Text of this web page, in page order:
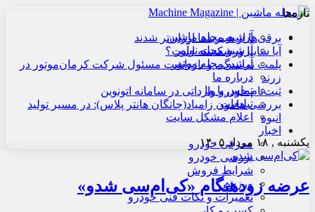
آرشیو مجله ماشین
آرشیو مجله نوآور
آرشیو مجله موتور
درباره ما
تماس با ما
تبلیغات
اعلام مشکل سایت
اخبار
معرفی خودرو
بررسی خودرو
شرایط فروش
ورزشی
تعمیرات و نکات فنی خودرو
تازه‌ها
برقی‌ها از هیبریدها ارزان‌تر شدند
آیا سایپا ورشکسته است؟
پلمب نمایندگی و بازداشت مسئول شرکت کرمان‌موتور در
زرند
ثبت‌نام خودرو وارداتی در سامانه اتونوین
بررسی هامون زامیاد(چانگان هانتر پلاس): در مسیر تولید
انبوه
یکشنبه , ۱۸ مرداد ۱۴۰۵
عرضه زودهنگام «کی‌ام‌سی شدو»